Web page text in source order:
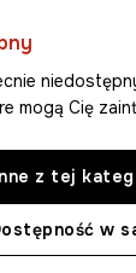
mogą Cię
z tej
w